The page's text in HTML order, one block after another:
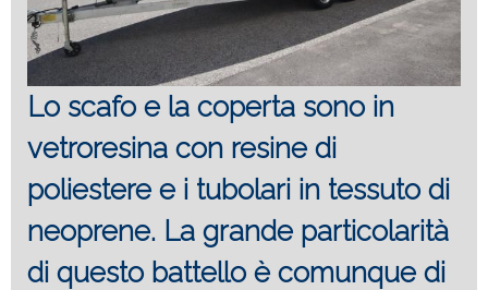
Lo scafo e la coperta sono in
vetroresina con resine di
poliestere e i tubolari in tessuto di
neoprene. La grande particolarità
di questo battello è comunque di